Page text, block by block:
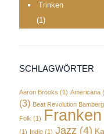
Trinken
(1)
SCHLAGWÖRTER
Aaron Brooks (1) Americana
(3) Beat Revolution Bamberg
Folk (1) Franken
(1) Indie (1) Jazz (4)